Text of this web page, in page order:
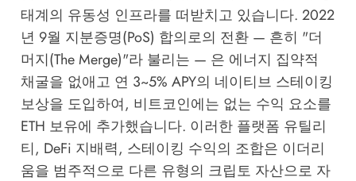
태계의 유동성 인프라를 떠받치고 있습니다. 2022
년 9월 지분증명(PoS) 합의로의 전환 — 흔히 "더
머지(The Merge)"라 불리는 — 은 에너지 집약적
채굴을 없애고 연 3~5% APY의 네이티브 스테이킹
보상을 도입하여, 비트코인에는 없는 수익 요소를
ETH 보유에 추가했습니다. 이러한 플랫폼 유틸리
티, DeFi 지배력, 스테이킹 수익의 조합은 이더리
움을 범주적으로 다른 유형의 크립토 자산으로 자